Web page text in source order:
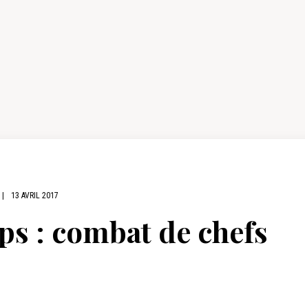
13 AVRIL 2017
: combat de chefs